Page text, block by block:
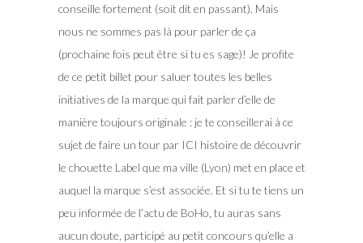
conseille fortement (soit dit en passant). Mais
nous ne sommes pas là pour parler de ça
(prochaine fois peut être si tu es sage)! Je profite
de ce petit billet pour saluer toutes les belles
initiatives de la marque qui fait parler d’elle de
manière toujours originale : je te conseillerai à ce
sujet de faire un tour par ICI histoire de découvrir
le chouette Label que ma ville (Lyon) met en place et
auquel la marque s’est associée. Et si tu te tiens un
peu informée de l’actu de BoHo, tu auras sans
aucun doute, participé au petit concours qu’elle a